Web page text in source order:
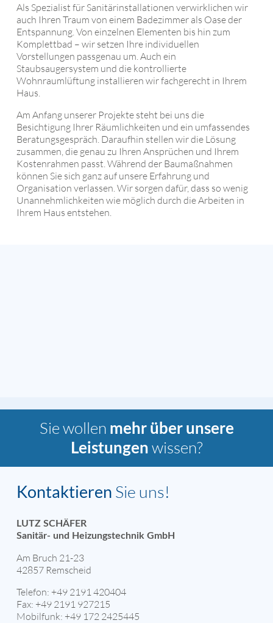
FÖRDERMÖGLICHKEITEN
WÄRMERÜCKGEWINNUNG
Als Spezialist für Sanitärinstallationen verwirklichen wir
auch Ihren Traum von einem Badezimmer als Oase der
Entspannung. Von einzelnen Elementen bis hin zum
Komplettbad – wir setzen Ihre individuellen
Vorstellungen passgenau um. Auch ein
Staubsaugersystem und die kontrollierte
Wohnraumlüftung installieren wir fachgerecht in Ihrem
Haus.
Am Anfang unserer Projekte steht bei uns die
Besichtigung Ihrer Räumlichkeiten und ein umfassendes
Beratungsgespräch. Daraufhin stellen wir die Lösung
zusammen, die genau zu Ihren Ansprüchen und Ihrem
Kostenrahmen passt. Während der Baumaßnahmen
können Sie sich ganz auf unsere Erfahrung und
Organisation verlassen. Wir sorgen dafür, dass so wenig
Unannehmlichkeiten wie möglich durch die Arbeiten in
Ihrem Haus entstehen.
Sie wollen mehr über unsere
Leistungen wissen?
Kontaktieren Sie uns!
LUTZ SCHÄFER
Sanitär- und Heizungstechnik GmbH
Am Bruch 21-23
42857 Remscheid
Telefon: +49 2191 420404
Fax: +49 2191 927215
Mobilfunk: +49 172 2425445